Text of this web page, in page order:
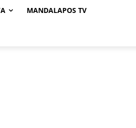
MANDALAPOS TV